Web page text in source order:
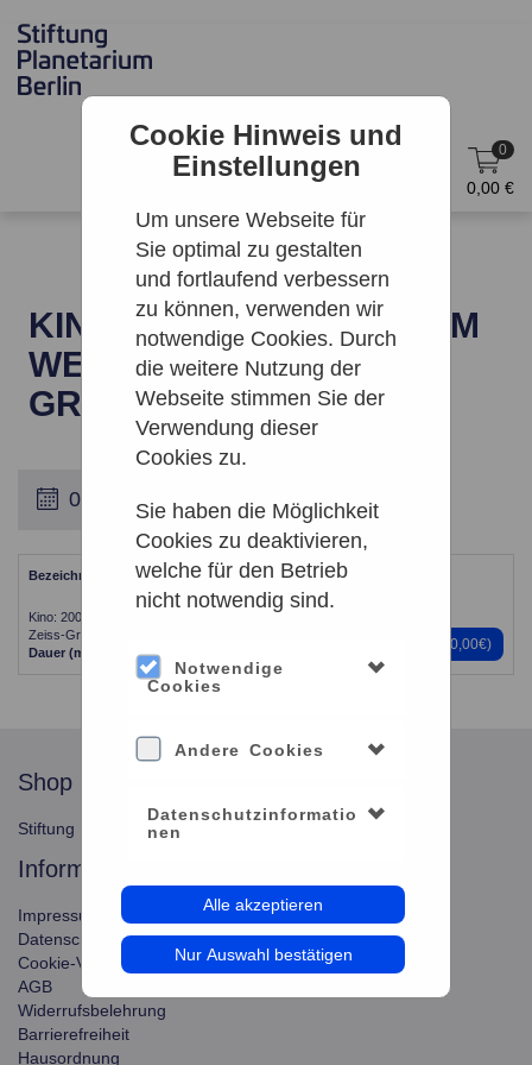
Cookie Hinweis und
Einstellungen
Um unsere Webseite für
Sie optimal zu gestalten
und fortlaufend verbessern
zu können, verwenden wir
notwendige Cookies. Durch
die weitere Nutzung der
Webseite stimmen Sie der
Verwendung dieser
Cookies zu.
Sie haben die Möglichkeit
Cookies zu deaktivieren,
welche für den Betrieb
nicht notwendig sind.
Notwendige
Cookies
Andere Cookies
Datenschutzinformatio
nen
Alle akzeptieren
Nur Auswahl bestätigen
0
0,00 €
KINO: 2001 – ODYSSEE IM
WELTRAUM | ZEISS-
GROSSPLANETARIUM
Bezeichnung Zeitpunkt
Kino: 2001 – Odyssee im Weltraum |
Zeiss-Grossplanetarium
Dauer (min)
Plätze: (7,00€ - 10,00€)
shop
Stiftung Planetarium Berlin
information
Impressum
Datenschutz
Cookie-Verwendung
AGB
Widerrufsbelehrung
Barrierefreiheit
Hausordnung